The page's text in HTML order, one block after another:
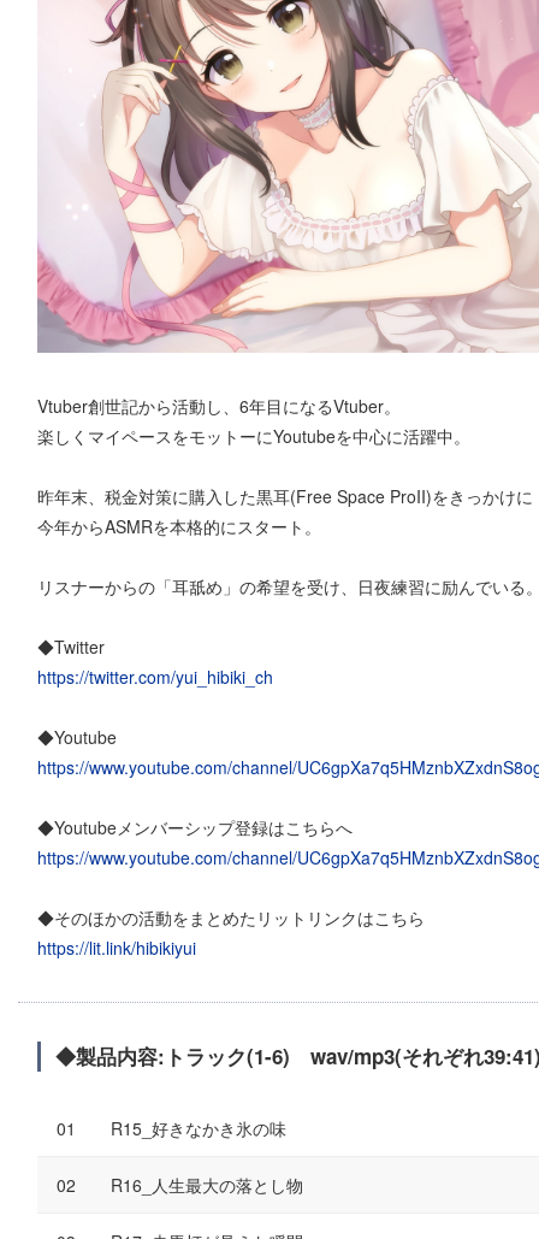
Vtuber創世記から活動し、6年目になるVtuber。
楽しくマイペースをモットーにYoutubeを中心に活躍中。
昨年末、税金対策に購入した黒耳(Free Space ProII)をきっかけに
今年からASMRを本格的にスタート。
リスナーからの「耳舐め」の希望を受け、日夜練習に励んでいる
◆Twitter
https://twitter.com/yui_hibiki_ch
◆Youtube
https://www.youtube.com/channel/
◆Youtubeメンバーシップ登録はこちらへ
https://www.youtube.com/channel/
◆そのほかの活動をまとめたリットリンクはこちら
https://lit.link/hibikiyui
◆製品内容:トラック(1-6) wav/mp3(それぞれ
R15_好きなかき氷の味
R16_人生最大の落とし物